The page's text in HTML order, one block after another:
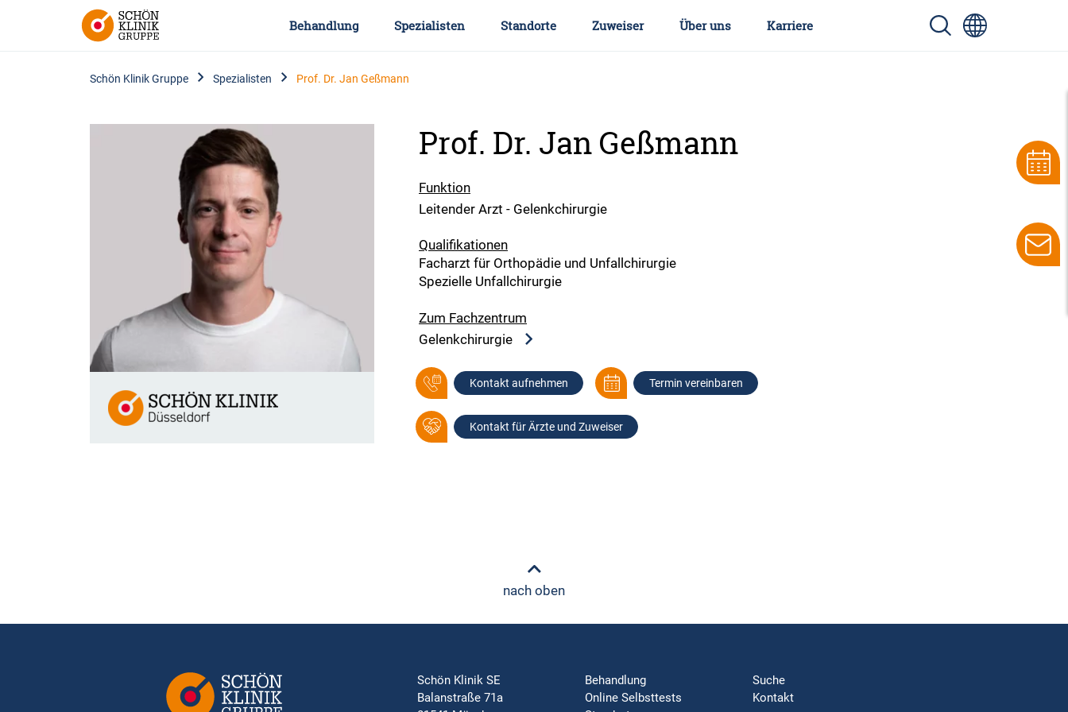
Behandlung Spezialisten Standorte Zuweiser Über uns Karriere
Schön Klinik Gruppe Spezialisten Prof. Dr. Jan Geßmann
Prof. Dr. Jan Geßmann
Funktion
Leitender Arzt - Gelenkchirurgie
Qualifikationen
Facharzt für Orthopädie und Unfallchirurgie
Spezielle Unfallchirurgie
Zum Fachzentrum
Gelenkchirurgie
Kontakt aufnehmen Termin vereinbaren
Kontakt für Ärzte und Zuweiser
nach oben
Schön Klinik SE
Balanstraße 71a
Behandlung
Online Selbsttests
Suche
Kontakt